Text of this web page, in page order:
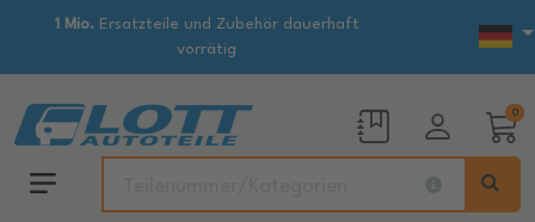
1 Mio.Ersatzteile und Zubehör dauerhaft
vorrätig
0